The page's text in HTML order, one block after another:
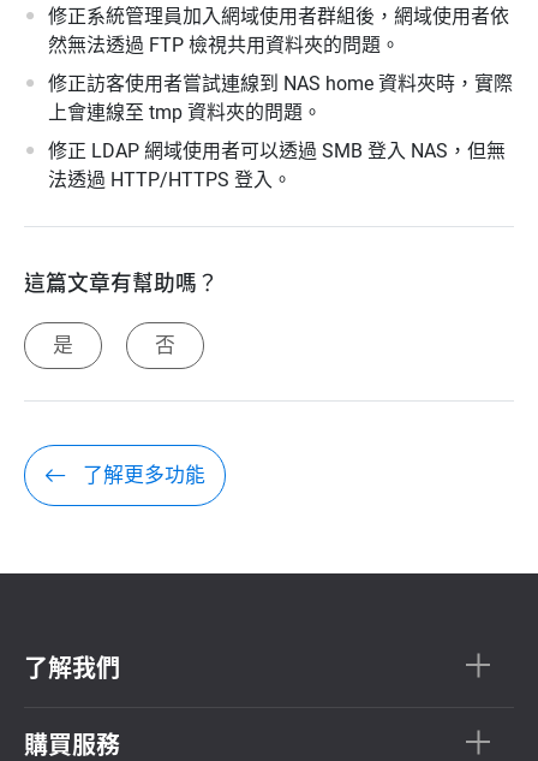
修正系統管理員加入網域使用者群組後，網域使用者依
然無法透過 FTP 檢視共用資料夾的問題。
修正訪客使用者嘗試連線到 NAS home 資料夾時，實際
上會連線至 tmp 資料夾的問題。
修正 LDAP 網域使用者可以透過 SMB 登入 NAS，但無
法透過 HTTP/HTTPS 登入。
這篇文章有幫助嗎？
是 否
了解更多功能
了解我們
購買服務